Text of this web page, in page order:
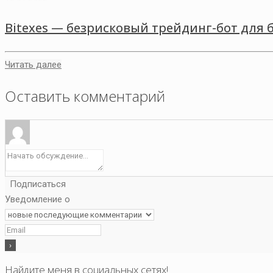
Bitexes — безрисковый трейдинг-бот для
Читать далее
Оставить комментарий
Подписаться
Уведомление о
Найдите меня в социальных сетях!